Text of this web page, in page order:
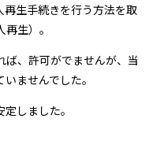
生手続きを行う方法を取
生）。
、許可がでませんが、当
ませんでした。
しました。